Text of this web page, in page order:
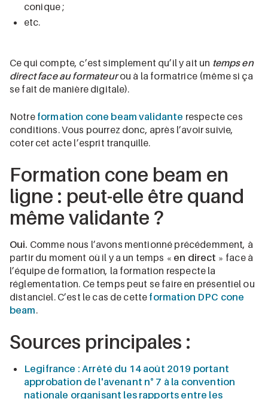
conique ;
etc.
Ce qui compte, c’est simplement qu’il y ait un temps en
direct face au formateur ou à la formatrice (même si ça
se fait de manière digitale).
Notre formation cone beam validante respecte ces
conditions. Vous pourrez donc, après l’avoir suivie,
coter cet acte l’esprit tranquille.
Formation cone beam en
ligne : peut-elle être quand
même validante ?
Oui. Comme nous l’avons mentionné précédemment, à
partir du moment où il y a un temps « en direct » face à
l’équipe de formation, la formation respecte la
réglementation. Ce temps peut se faire en présentiel ou
distanciel. C’est le cas de cette formation DPC cone
beam.
Sources principales :
Legifrance : Arrêté du 14 août 2019 portant
approbation de l'avenant n° 7 à la convention
nationale organisant les rapports entre les